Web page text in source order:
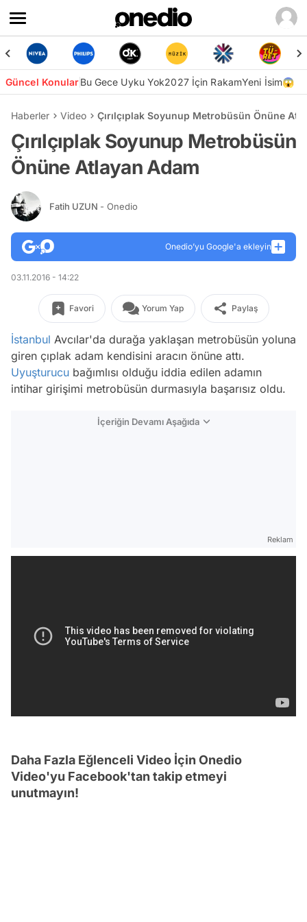
Güncel KonularBu Gece Uyku Yok2027 İçin RakamYeni İsim😱
Haberler Video Çırılçıplak Soyunup Metrobüsün Önüne
Çırılçıplak Soyunup Metrobüsün
Önüne Atlayan Adam
Fatih UZUN - Onedio
Onedio’yu Google'a ekleyin
03.11.2016 - 14:22
Favori Yorum Yap Paylaş
İstanbul Avcılar'da durağa yaklaşan metrobüsün yoluna
giren çıplak adam kendisini aracın önüne attı.
Uyuşturucu bağımlısı olduğu iddia edilen adamın
intihar girişimi metrobüsün durmasıyla başarısız oldu.
İçeriğin Devamı Aşağıda
Reklam
Daha Fazla Eğlenceli Video İçin Onedio
Video'yu Facebook'tan takip etmeyi
unutmayın!